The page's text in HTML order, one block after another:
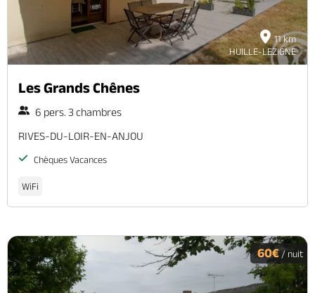
11 km
HUILLE-LEZIGNE
Les Grands Chênes
6 pers. 3 chambres
RIVES-DU-LOIR-EN-ANJOU
Chèques Vacances
WiFi
60€/ nuit